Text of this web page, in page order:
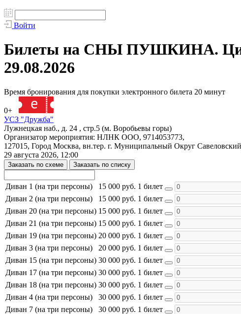
Войти
Билеты на СНЫ ПУШКИНА. Цирк.
29.08.2026
Время бронирования для покупки электронного билета 20 минут
0+
УСЗ "Дружба"
Лужнецкая наб., д. 24 , стр.5 (м. Воробьевы горы)
Организатор мероприятия: НЛНК ООО, 9714053773,
127015, Город Москва, вн.тер. г. Муниципальный Округ
29 августа 2026, 12:00
Заказать по схеме Заказать по списку
Диван 1 (на три персоны) 15 000 руб. 1 билет
Диван 2 (на три персоны)
15 000 руб. 1 билет
Диван 20 (на три персоны) 15 000 руб. 1 билет
Диван 21 (на три персоны) 15 000 руб. 1 билет
Диван 19 (на три персоны) 20 000 руб. 1 билет
Диван 3 (на три персоны)
20 000 руб. 1 билет
Диван 15 (на три персоны) 30 000 руб. 1 билет
Диван 17 (на три персоны) 30 000 руб. 1 билет
Диван 18 (на три персоны) 30 000 руб. 1 билет
Диван 4 (на три персоны)
30 000 руб. 1 билет
Диван 7 (на три персоны)
30 000 руб. 1 билет